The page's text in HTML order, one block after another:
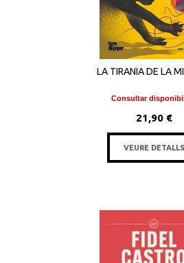
LA TIRANIA DE LA
Consultar
21,90 €
VEURE DETALLS